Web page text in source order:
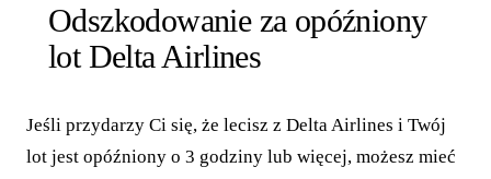
Odszkodowanie za opóźniony
lot Delta Airlines
Jeśli przydarzy Ci się, że lecisz z Delta Airlines i Twój
lot jest opóźniony o 3 godziny lub więcej, możesz mieć